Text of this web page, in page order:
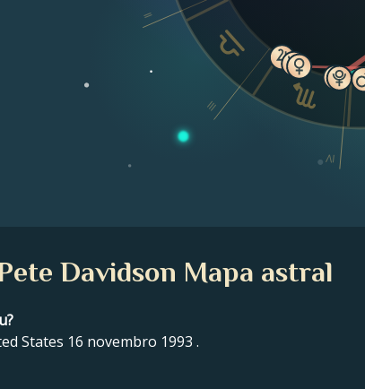
II
III
IV
Davidson Mapa astral
States 16 novembro 1993 .